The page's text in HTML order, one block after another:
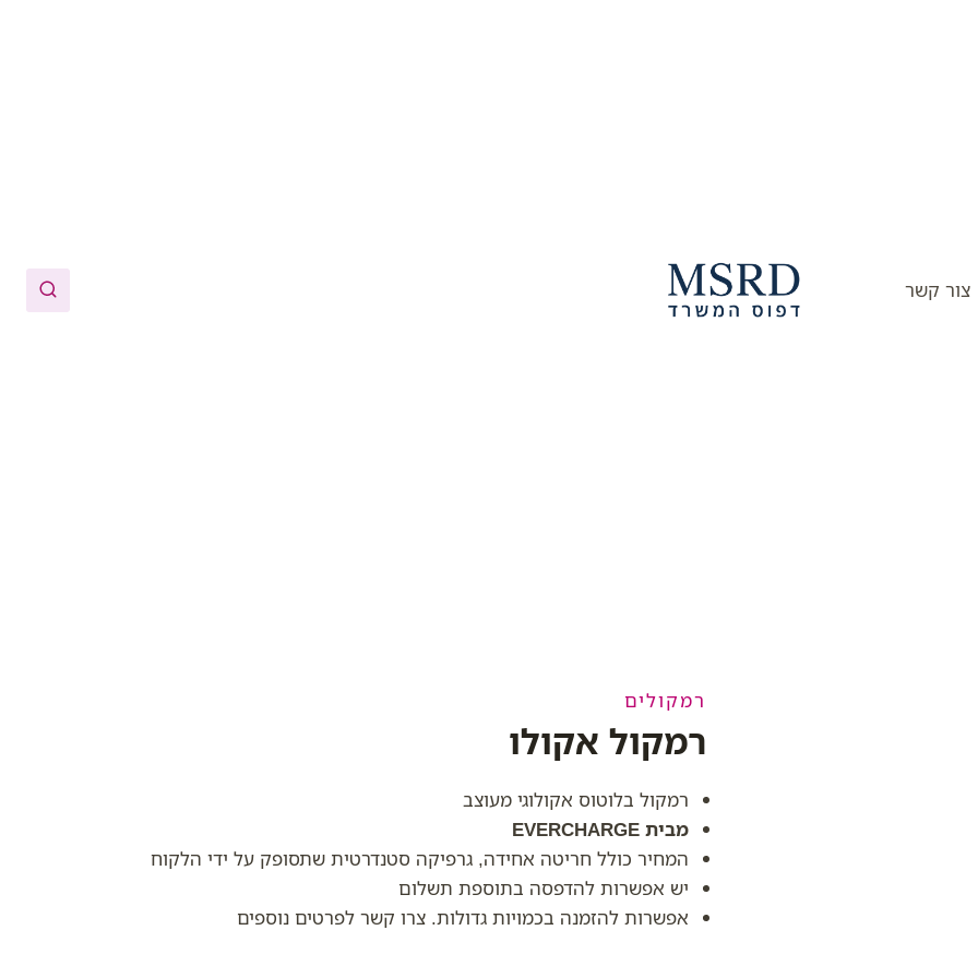
צור קשר
רמקולים
רמקול אקולו
רמקול בלוטוס אקולוגי מעוצב
מבית EVERCHARGE
המחיר כולל חריטה אחידה, גרפיקה סטנדרטית שתסופק על ידי הלקוח
יש אפשרות להדפסה בתוספת תשלום
אפשרות להזמנה בכמויות גדולות. צרו קשר לפרטים נוספים